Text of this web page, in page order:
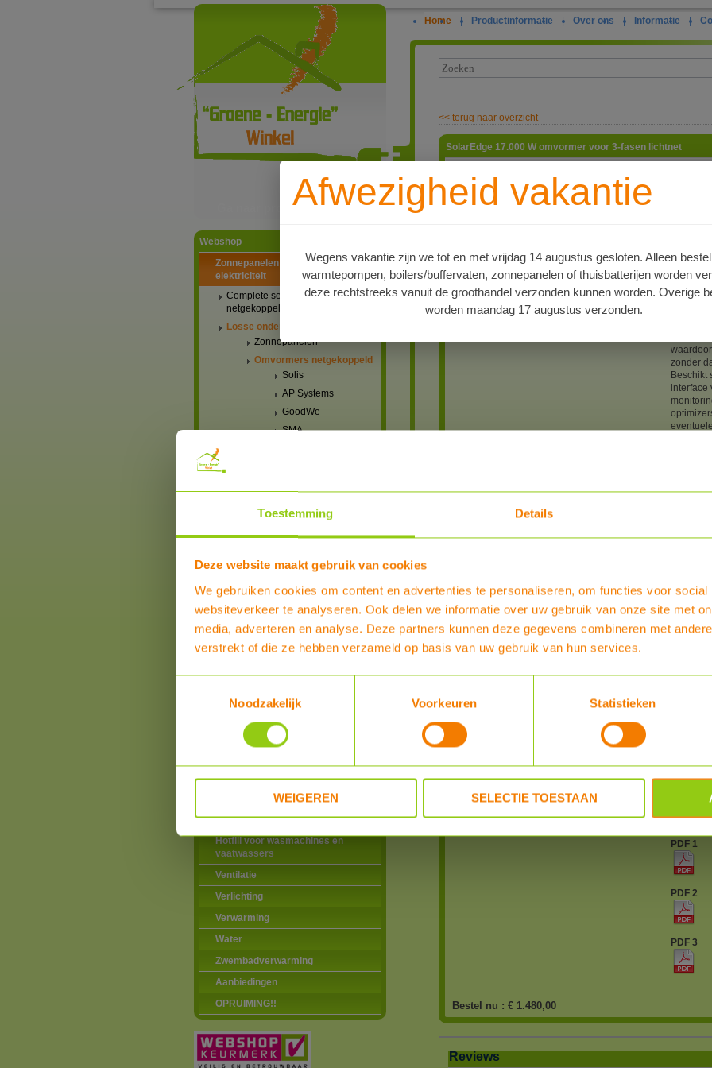
Toestemming Details
Deze website maakt gebruik van cookies
We gebruiken cookies om content en advertenties te personaliseren, om functies voor social
websiteverkeer te analyseren. Ook delen we informatie over uw gebruik van onze site met
media, adverteren en analyse. Deze partners kunnen deze gegevens combineren met
verstrekt of die ze hebben verzameld op basis van uw gebruik van hun services.
Noodzakelijk
Voorkeuren Statistieken
WEIGEREN SELECTIE TOESTAAN
Ga naar productinformatie
Webshop
Zonnepanelen PV-systemen
elektriciteit
Complete setaanbiedingen
netgekoppeld
Losse onderdelen
Zonnepanelen
Omvormers netgekoppeld
Solis
AP Systems
GoodWe
SMA
Laadregelaars voor
autonome systemen
Montagesystemen
installatie hulpmaterialen
Accu-aansluitklemmen,
zekeringhouders etc
Thuisbatterij
Installatiematerialen
Zonneboilers voor warmtapwater en
Warmtepompen
Douche warmte-terugwinning
Elektriciteitsproducten
Elektrische vervoermiddelen
Hotfill voor wasmachines en
vaatwassers
Ventilatie
Verlichting
Verwarming
Water
Zwembadverwarming
Aanbiedingen
OPRUIMING!!
Home | Productinformatie | Over ons | Informatie |
Afwezigheid vakantie
Wegens vakantie zijn we tot en met vrijdag 14 augustus gesloten. Alleen
warmtepompen, boilers/buffervaten, zonnepanelen of thuisbatterijen worden
deze rechtstreeks vanuit de groothandel verzonden kunnen worden. Overige
worden maandag 17 augustus verzonden.
<< terug naar overzicht
SolarEdge 17.000 W omvormer voor 3-fasen lichtnet
Solar
De
string
optimaal
dezelfde
nadelig
geven
zonder
Beschikt
interface
De
Android
een
Garantie
PDF 1
PDF 2
PDF 3
Bestel nu : € 1.480,00
Reviews